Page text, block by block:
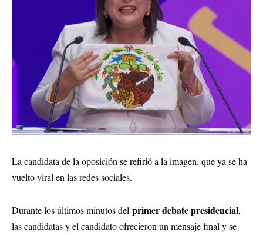
La candidata de la oposición se refirió a la imagen, que ya se ha
vuelto viral en las redes sociales.
Durante los últimos minutos del primer debate presidencial,
las candidatas y el candidato ofrecieron un mensaje final y se